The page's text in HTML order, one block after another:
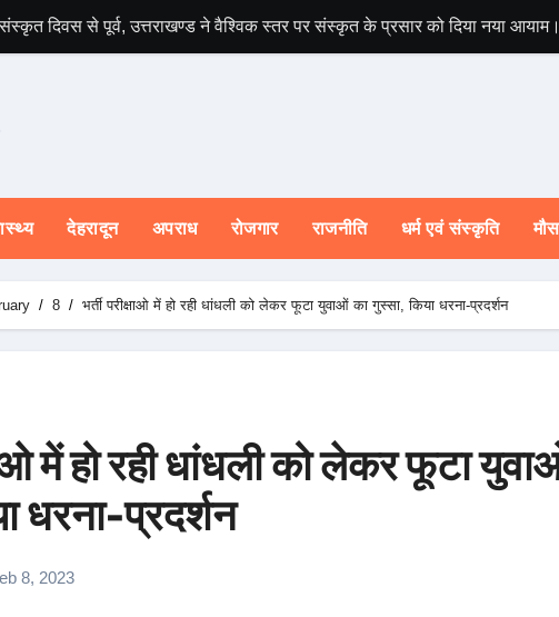
संस्कृत दिवस से पूर्व, उत्तराखण्ड ने वैश्विक स्तर पर संस्कृत के प्रसार को दिया नया आयाम।
देहरादून अपराध रोजगार राजनीति धर्म एवं संस्कृति
8 भर्ती परीक्षाओ में हो रही धांधली को लेकर फूटा युवाओं का गुस्सा, किया धरना-प्रदर्शन
में हो रही धांधली को लेकर फूटा
धरना-प्रदर्शन
8, 2023